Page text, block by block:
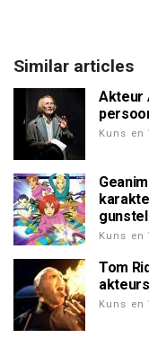
Similar articles
Akteur
Kuns en
Kuns en
Tom
Kuns en